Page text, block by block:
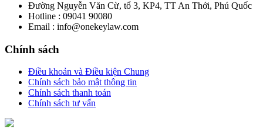
Đường Nguyễn Văn Cừ, tổ 3, KP4, TT An Thới, Phú Quốc
Hotline : 09041 90080
Email : info@onekeylaw.com
Chính sách
Điều khoản và Điều kiện Chung
Chính sách bảo mật thông tin
Chính sách thanh toán
Chính sách tư vấn